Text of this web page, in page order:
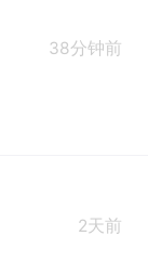
38分钟前
2天前